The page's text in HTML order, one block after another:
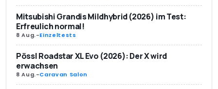
Mitsubishi Grandis Mildhybrid (2026) im Test:
Erfreulich normal!
8 Aug.-Einzeltests
Pössl Roadstar XL Evo (2026): Der X wird
erwachsen
8 Aug.-Caravan Salon